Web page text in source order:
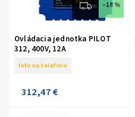
–18 %
Ovládacia jednotka PILOT
312, 400V, 12A
Info na telefóne
312,47 €